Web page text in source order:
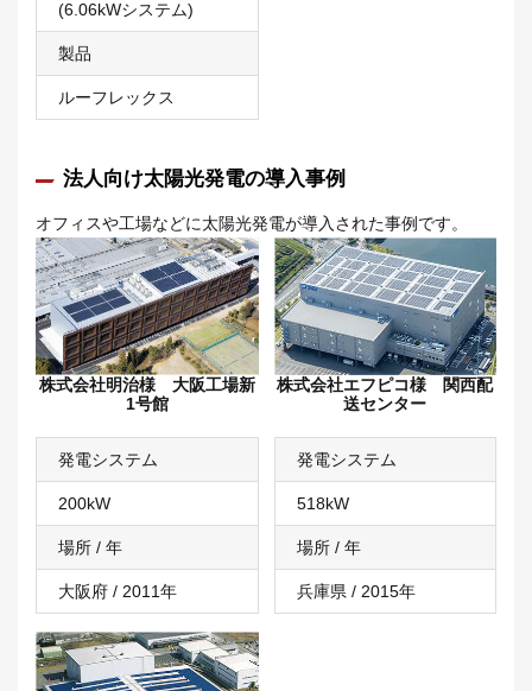
(6.06kWシステム)
製品
ルーフレックス
法人向け太陽光発電の導入事例
オフィスや工場などに太陽光発電が導入された事例です。
株式会社明治様 大阪工場新
1号館
発電システム
200kW
場所 / 年
大阪府 / 2011年
株式会社エフピコ様 関西配
送センター
発電システム
518kW
場所 / 年
兵庫県 / 2015年